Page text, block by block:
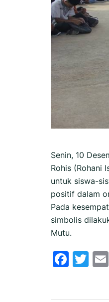
Senin, 10
Rohis (Rohani
untuk siswa-
positif dalam
Pada
simbolis
Mutu.